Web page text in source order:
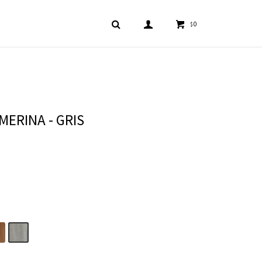
$0
- GRIS